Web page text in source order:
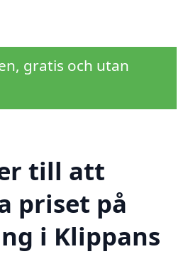
gratis och utan
till att
priset på
i Klippans